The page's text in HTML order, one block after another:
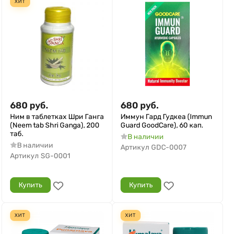
ХИТ
680 руб.
Ним в таблетках Шри Ганга
(Neem tab Shri Ganga), 200
таб.
В наличии
Артикул SG-0001
Купить
680 руб.
Иммун Гард Гудкеа (Immun
Guard GoodCare), 60 кап.
В наличии
Артикул GDC-0007
Купить
ХИТ ХИТ